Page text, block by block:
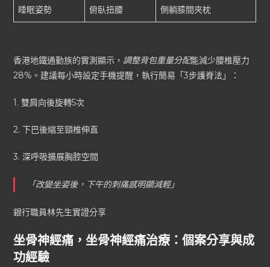
睡眠姿勢 俯臥扭腰 側躺膝間夾枕
香港地鐵通勤族的實測顯示， 調整背包重量分配能減少腰椎壓力
28%。建議每小時設定手機提醒，執行簡易「3步護脊法」：
1. 雙肩向後旋轉5次
2. 下巴後縮至頸椎伸直
3. 深呼吸擴展胸腔空間
「改變坐姿後，下午的刺痛感明顯減輕」
銀行職員林先生實證分享
坐骨神經痛，坐骨神經痛治療：個案分享與成
功經驗